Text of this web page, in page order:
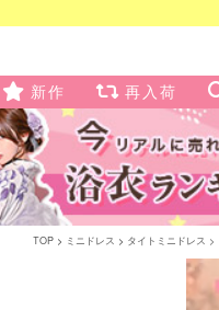
新作 再入荷
TOP ミニドレス タイトミニドレス